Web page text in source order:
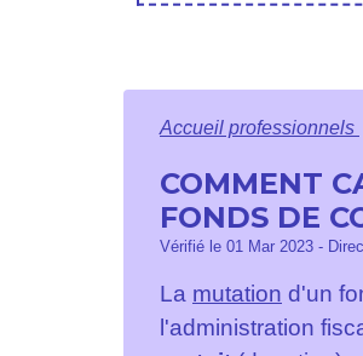
Accueil professionnels
COMMENT
FONDS DE
Vérifié le 01 Mar 2023 -
La mutation d'un
l'administration